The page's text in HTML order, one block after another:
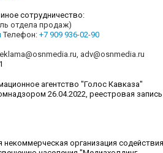
сотрудничество:
отдела продаж)
Телефон: +7 909 936-02-90
adv@osnmedia.ru
агентство "Голос Кавказа"
26.04.2022, реестровая запись
организация содействия